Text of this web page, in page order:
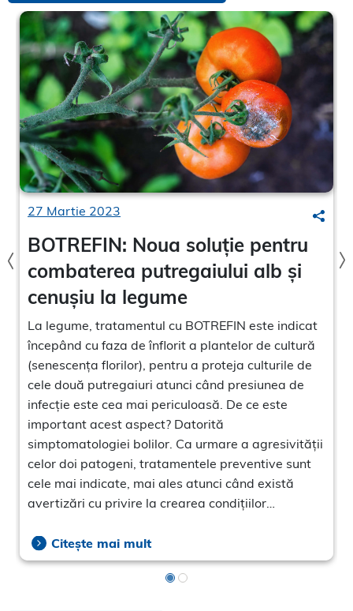
27 Martie 2023
BOTREFIN: Noua soluție pentru
combaterea putregaiului alb și
cenușiu la legume
La legume, tratamentul cu BOTREFIN este indicat
începând cu faza de înflorit a plantelor de cultură
(senescența florilor), pentru a proteja culturile de
cele două putregaiuri atunci când presiunea de
infecție este cea mai periculoasă. De ce este
important acest aspect? Datorită
simptomatologiei bolilor. Ca urmare a agresivității
celor doi patogeni, tratamentele preventive sunt
cele mai indicate, mai ales atunci când există
avertizări cu privire la crearea condițiilor
Citește mai mult